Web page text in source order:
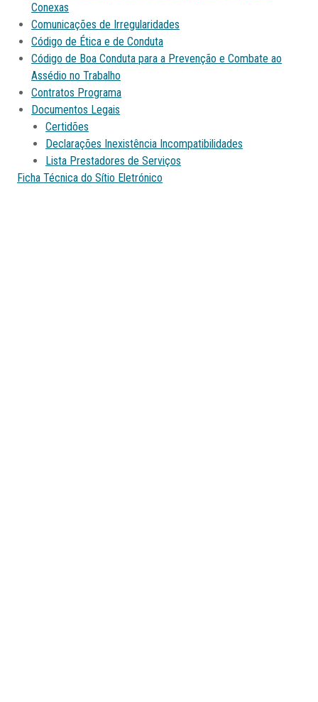
Conexas
Comunicações de Irregularidades
Código de Ética e de Conduta
Código de Boa Conduta para a Prevenção e Combate ao
Assédio no Trabalho
Contratos Programa
Documentos Legais
Certidões
Declarações Inexistência Incompatibilidades
Lista Prestadores de Serviços
Ficha Técnica do Sítio Eletrónico